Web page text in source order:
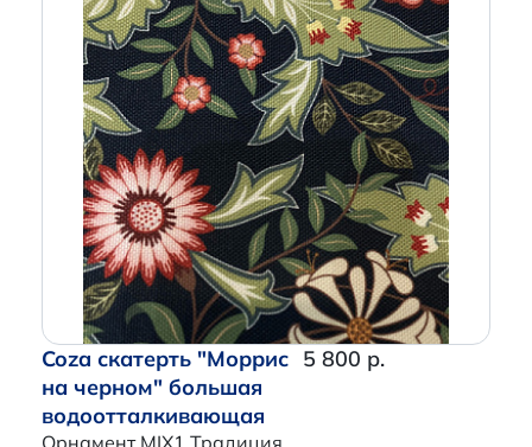
Производитель
Coza скатерть "Моррис
на черном" большая
водоотталкивающая
5 800 р.